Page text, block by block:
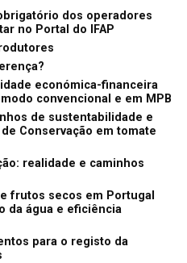
dos operadores
no Portal do IFAP
económica-financeira
convencional e em MPB
de sustentabilidade e
Conservação em tomate
realidade e caminhos
frutos secos em Portugal
da água e eficiência
para o registo da